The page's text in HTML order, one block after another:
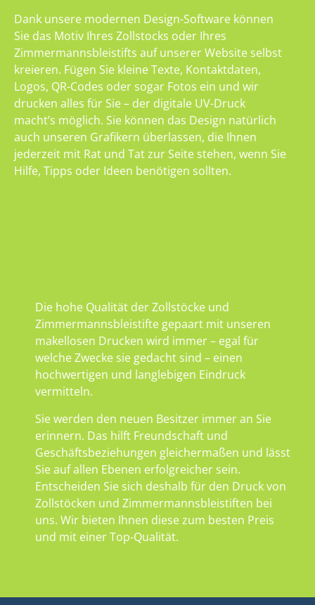
Dank unsere modernen Design-Software können
Sie das Motiv Ihres Zollstocks oder Ihres
Zimmermannsbleistifts auf unserer Website selbst
kreieren. Fügen Sie kleine Texte, Kontaktdaten,
Logos, QR-Codes oder sogar Fotos ein und wir
drucken alles für Sie – der digitale UV-Druck
macht’s möglich. Sie können das Design natürlich
auch unseren Grafikern überlassen, die Ihnen
jederzeit mit Rat und Tat zur Seite stehen, wenn Sie
Hilfe, Tipps oder Ideen benötigen sollten.
Die hohe Qualität der Zollstöcke und
Zimmermannsbleistifte gepaart mit unseren
makellosen Drucken wird immer – egal für
welche Zwecke sie gedacht sind – einen
hochwertigen und langlebigen Eindruck
vermitteln.
Sie werden den neuen Besitzer immer an Sie
erinnern. Das hilft Freundschaft und
Geschäftsbeziehungen gleichermaßen und lässt
Sie auf allen Ebenen erfolgreicher sein.
Entscheiden Sie sich deshalb für den Druck von
Zollstöcken und Zimmermannsbleistiften bei
uns. Wir bieten Ihnen diese zum besten Preis
und mit einer Top-Qualität.